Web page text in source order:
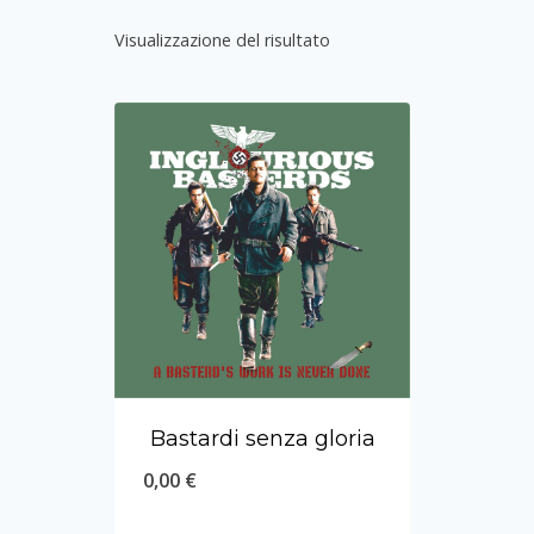
Visualizzazione del risultato
Bastardi senza gloria
0,00 €